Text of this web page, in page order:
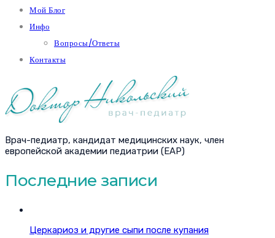
Мой Блог
Инфо
Вопросы/Ответы
Контакты
Врач-педиатр, кандидат медицинских наук, член
европейской академии педиатрии (EAP)
Последние записи
Церкариоз и другие сыпи после купания